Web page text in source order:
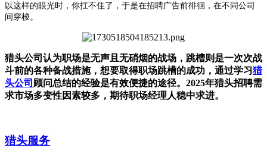
以这样的眼光时，你扛不住了，于是在招聘广告前徘徊，在不同公司
间穿梭。
猎头公司认为职场是无声且无硝烟的战场，跳槽则是一次次战
斗前的各种备战措施，想要取得职场跳槽的成功，通过学习猎
头公司 顾问总结的经验是有效便捷的途径。2025年猎头招聘需
求市场多变性因素较多，期待职场经理人稳中求进。
猎头服务